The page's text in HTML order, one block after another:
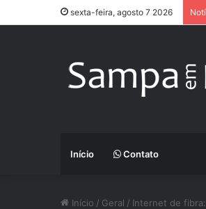
sexta-feira, agosto 7 2026
Início Contato
Início / Geral / Internet de